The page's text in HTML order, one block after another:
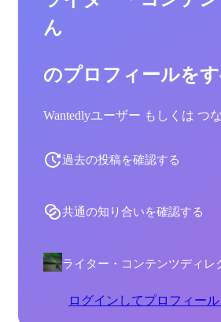
ん
のプロフィールを
Wantedlyユーザー もしくは つ
過去の投稿を確認する
共通の知り合いを確認する
ライター・コンテンツディレ
ログインしてプロフィー